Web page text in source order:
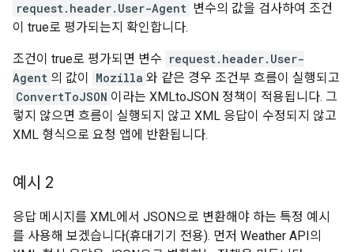
request.header.User-Agent 변수의 값을 검사하여 조건
이 true로 평가되는지 확인합니다.
조건이 true로 평가되면 변수 request.header.User-
Agent 의 값이 Mozilla 와 같은 경우 조건부 흐름이 실행되고
ConvertToJSON 이라는 XMLtoJSON 정책이 적용됩니다. 그
렇지 않으면 흐름이 실행되지 않고 XML 응답이 수정되지 않고
XML 형식으로 요청 앱에 반환됩니다.
예시 2
응답 메시지를 XML에서 JSON으로 변환해야 하는 특정 예시
를 사용해 보겠습니다(휴대기기 전용). 먼저 Weather API의